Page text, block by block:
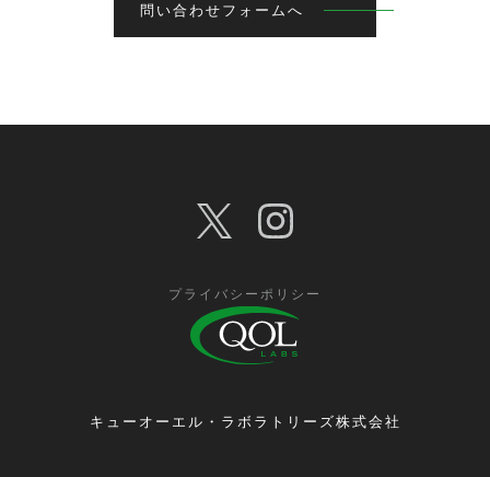
問い合わせフォームへ
プライバシーポリシー
キューオーエル・ラボラトリーズ株式会社